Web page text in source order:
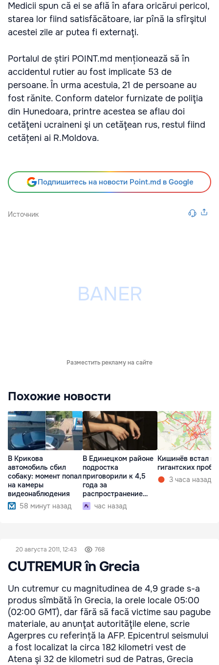
Medicii spun că ei se află în afara oricărui pericol,
starea lor fiind satisfăcătoare, iar pînă la sfîrşitul
acestei zile ar putea fi externaţi.
Portalul de știri POINT.md menționează să în
accidentul rutier au fost implicate 53 de
persoane. În urma acestuia, 21 de persoane au
fost rănite. Conform datelor furnizate de poliţia
din Hunedoara, printre acestea se aflau doi
cetăţeni ucraineni şi un cetăţean rus, restul fiind
cetățeni ai R.Moldova.
Подпишитесь на новости Point.md в Google
Источник
Разместить рекламу на сайте
Похожие новости
В Крикова
автомобиль сбил
собаку: момент попал
на камеры
видеонаблюдения
58 минут назад
В Единецком районе
подростка
приговорили к 4,5
года за
распространение
наркотиков
час назад
Кишинёв встал в
гигантских
3 часа назад
20 августа 2011, 12:43 768
CUTREMUR în Grecia
Un cutremur cu magnitudinea de 4,9 grade s-a
produs sîmbătă în Grecia, la orele locale 05:00
(02:00 GMT), dar fără să facă victime sau pagube
materiale, au anunţat autorităţile elene, scrie
Agerpres cu referință la AFP. Epicentrul seismului
a fost localizat la circa 182 kilometri vest de
Atena şi 32 de kilometri sud de Patras, Grecia